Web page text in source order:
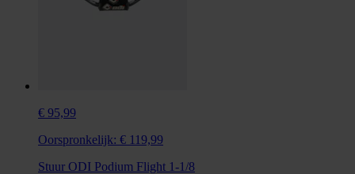
€ 95,99
Oorspronkelijk: € 119,99
Stuur ODI Podium Flight 1-1/8